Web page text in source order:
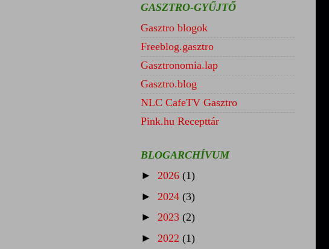
GASZTRO-GYŰJTŐ
Gasztro blogok
Freeblog.gasztro
Gasztronomia.lap
Gasztro.blog
NLC CafeTV Gasztro
Pink.hu Recepttár
BLOGARCHÍVUM
► 2026 (1)
► 2024 (3)
► 2023 (2)
► 2022 (1)